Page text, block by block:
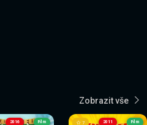
Zobrazit vše
2016 Film 2011
7 Film